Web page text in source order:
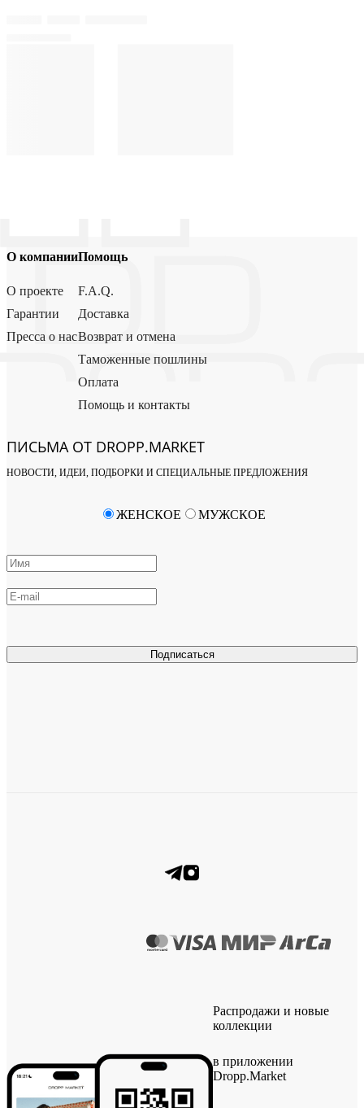
О компании
О проекте
Гарантии
Пресса о нас
Помощь
F.A.Q.
Доставка
Возврат и отмена
Таможенные пошлины
Оплата
Помощь и контакты
ПИСЬМА ОТ DROPP.MARKET
НОВОСТИ, ИДЕИ, ПОДБОРКИ И СПЕЦИАЛЬНЫЕ ПРЕДЛОЖЕНИЯ
Подписаться
ЖЕНСКОЕ МУЖСКОЕ
Распродажи и новые
коллекции
в приложении
Dropp.Market